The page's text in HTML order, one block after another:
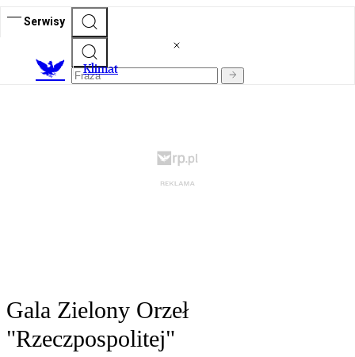
Serwisy
Klimat
Gala Zielony Orzeł
"Rzeczpospolitej"